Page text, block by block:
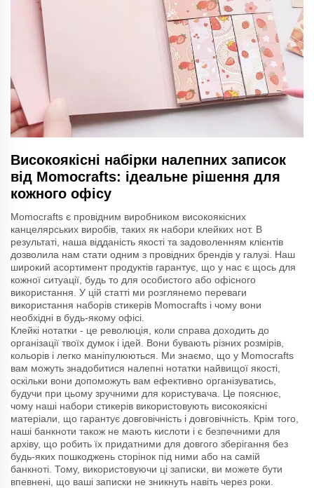
Високоякісні набірки налепних записок
від Momocrafts: ідеальне рішення для
кожного офісу
Momocrafts є провідним виробником високоякісних
канцелярських виробів, таких як набори клейких нот. В
результаті, наша відданість якості та задоволенням клієнтів
дозволила нам стати одним з провідних брендів у галузі. Наш
широкий асортимент продуктів гарантує, що у нас є щось для
кожної ситуації, будь то для особистого або офісного
використання. У цій статті ми розглянемо переваги
використання наборів стикерів Momocrafts і чому вони
необхідні в будь-якому офісі.
Клейкі нотатки - це революція, коли справа доходить до
організації твоїх думок і ідей. Вони бувають різних розмірів,
кольорів і легко маніпулюються. Ми знаємо, що у Momocrafts
вам можуть знадобитися налепні нотатки найвищої якості,
оскільки вони допоможуть вам ефективно організуватись,
будучи при цьому зручними для користувача. Це пояснює,
чому наші набори стикерів використовують високоякісні
матеріали, що гарантує довговічність і довговічність. Крім того,
наші банкноти також не мають кислоти і є безпечними для
архіву, що робить їх придатними для довгого зберігання без
будь-яких пошкоджень сторінок під ними або на самій
банкноті. Тому, використовуючи ці записки, ви можете бути
впевнені, що ваші записки не зникнуть навіть через роки.